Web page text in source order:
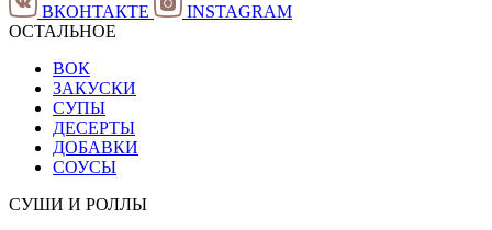
ВКОНТАКТЕ
INSTAGRAM
ОСТАЛЬНОЕ
ВОК
ЗАКУСКИ
СУПЫ
ДЕСЕРТЫ
ДОБАВКИ
СОУСЫ
СУШИ И РОЛЛЫ